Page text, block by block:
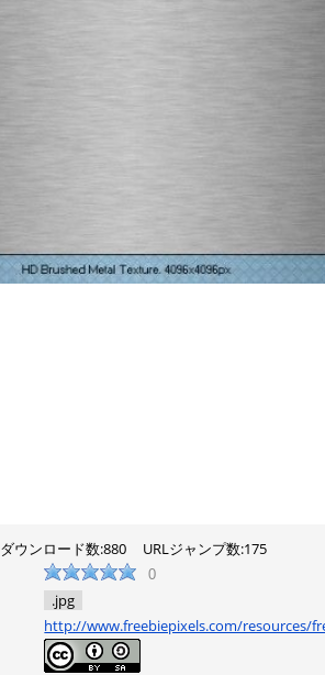
ダウンロード数:880
URLジャンプ数:175
0
.jpg
http://www.freebiepixels.com/resources/